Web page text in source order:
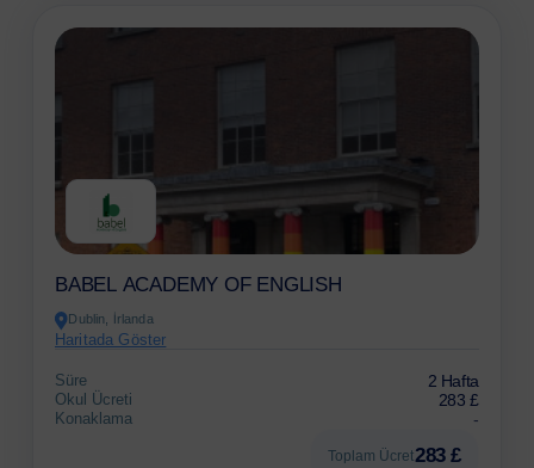
BABEL ACADEMY OF ENGLISH
Dublin, İrlanda
Haritada Göster
Süre 2 Hafta
Okul Ücreti 283 £
Konaklama -
Toplam Ücret283 £